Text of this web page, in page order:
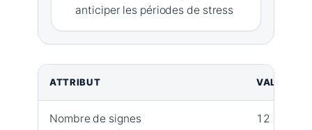
anticiper les périodes de stress
ATTRIBUT VALEUR
Nombre de signes 12